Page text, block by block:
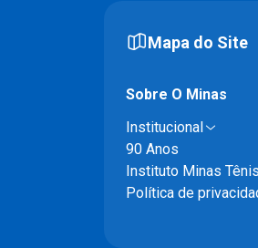
Mapa do Site
Sobre O Minas
Institucional
90 Anos
Instituto Minas
Política de